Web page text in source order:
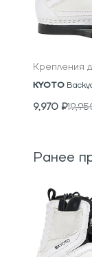
Крепления
KYOTO
9,970 ₽
Ранее